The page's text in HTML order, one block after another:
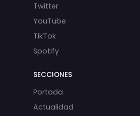
Twitter
YouTube
TikTok
Spotify
SECCIONES
Portada
Actualidad